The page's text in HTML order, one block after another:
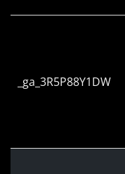
_ga_3R5P88Y1DW